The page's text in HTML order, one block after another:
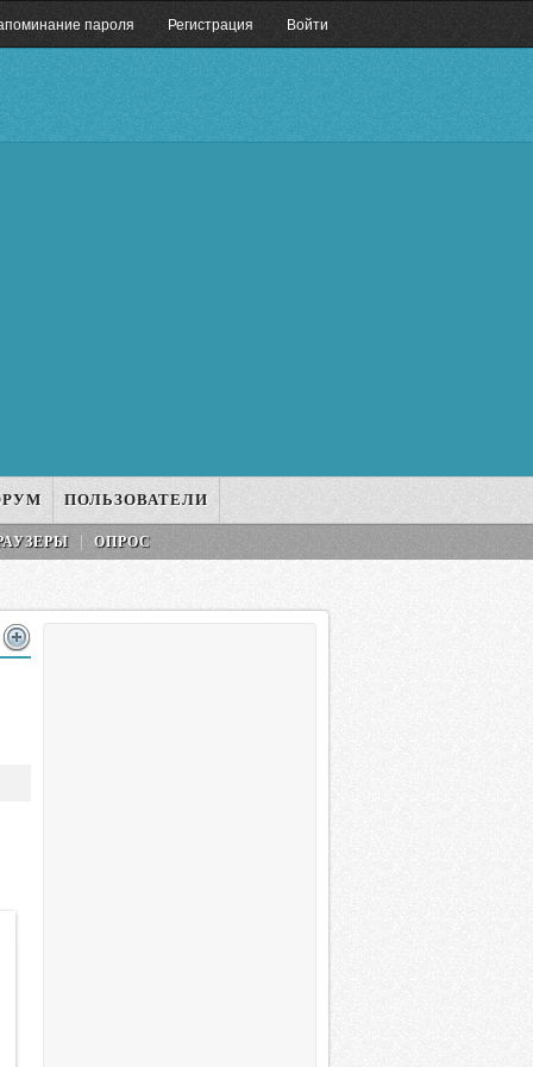
пароля Регистрация Войти
ПОЛЬЗОВАТЕЛИ
ОПРОС